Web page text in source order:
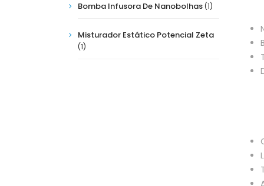
Bomba Infusora De Nanobolhas (1)
Misturador Estático Potencial Zeta
(1)